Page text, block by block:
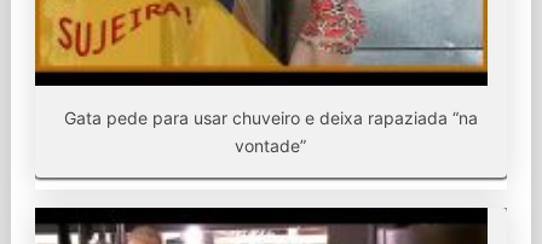
Gata pede para usar chuveiro e deixa rapaziada “na
vontade”